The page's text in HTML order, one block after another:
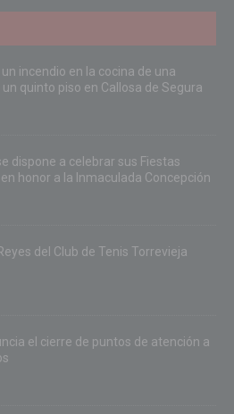
incendio en la cocina de una
quinto piso en Callosa de Segura
dispone a celebrar sus Fiestas
honor a la Inmaculada Concepción
del Club de Tenis Torrevieja
el cierre de puntos de atención a